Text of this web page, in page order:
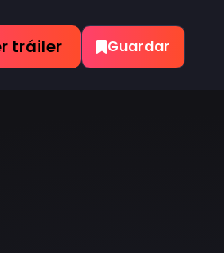
tráiler Guardar